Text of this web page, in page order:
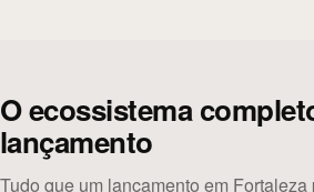
O ecossistema
lançamento
Tudo que um lançamento em